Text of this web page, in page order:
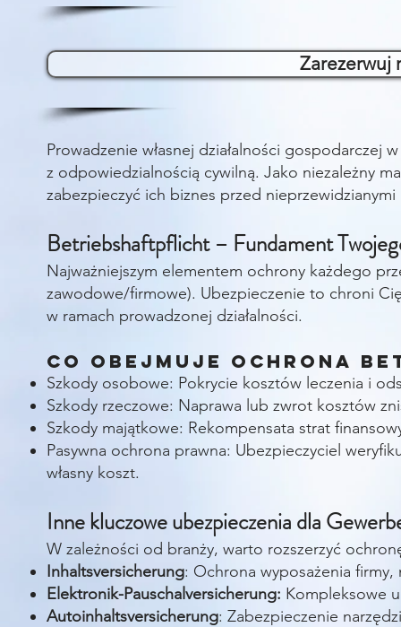
Zarezerwuj
Prowadzenie własnej działalności gospodarczej
z odpowiedzialnością cywilną. Jako niezależny
zabezpieczyć ich biznes przed nieprzewidzianymi
Betriebshaftpflicht – Fundament
Najważniejszym elementem ochrony każdego
zawodowe/firmowe). Ubezpieczenie to chroni
w ramach prowadzonej działalności.
Co obejmuje ochrona
Szkody osobowe: Pokrycie kosztów leczenia i
Szkody rzeczowe: Naprawa lub zwrot kosztów
Szkody majątkowe: Rekompensata strat
Pasywna ochrona prawna: Ubezpieczyciel
własny koszt.
Inne kluczowe ubezpieczenia dla
W zależności od branży, warto rozszerzyć
Inhaltsversicherung: Ochrona wyposażenia firmy,
Elektronik-Pauschalversicherung: Kompleksowe
Autoinhaltsversicherung: Zabezpieczenie